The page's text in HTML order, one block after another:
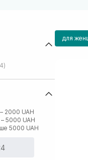
2000 UAH
5000 UAH
5000 UAH
для